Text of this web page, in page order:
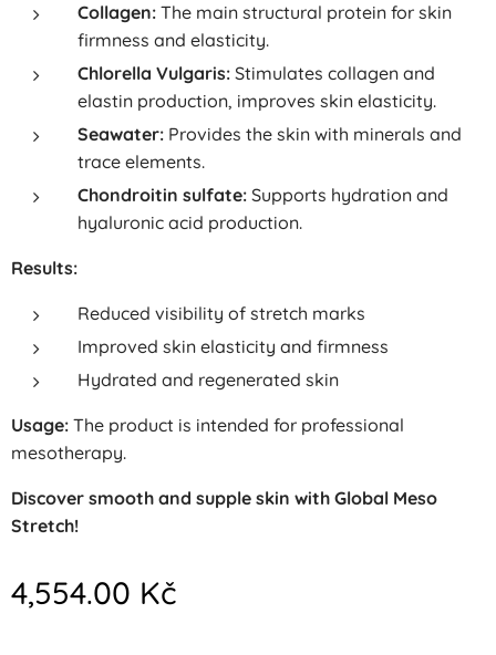
Collagen: The main structural protein for skin
firmness and elasticity.
Chlorella Vulgaris: Stimulates collagen and
elastin production, improves skin elasticity.
Seawater: Provides the skin with minerals and
trace elements.
Chondroitin sulfate: Supports hydration and
hyaluronic acid production.
Results:
Reduced visibility of stretch marks
Improved skin elasticity and firmness
Hydrated and regenerated skin
Usage: The product is intended for professional
mesotherapy.
Discover smooth and supple skin with Global Meso
Stretch!
4,554.00 Kč